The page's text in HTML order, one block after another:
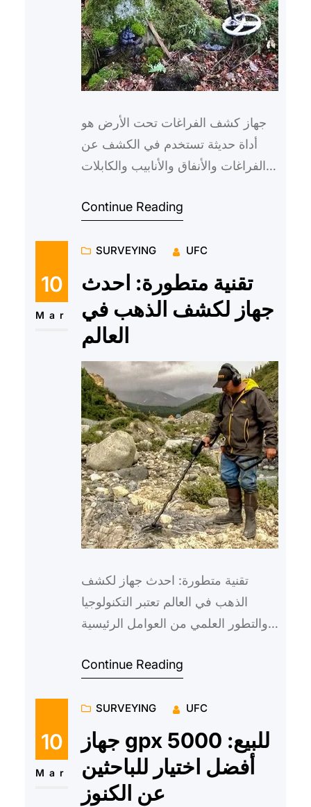
جهاز كشف الفراغات تحت الأرض هو
أداة حديثة تستخدم في الكشف عن
الفراغات والأنفاق والأنابيب والكابلات
Continue Reading
10
Mar
SURVEYING UFC
تقنية متطورة: احدث
جهاز لكشف الذهب في
العالم
تقنية متطورة: احدث جهاز لكشف
الذهب في العالم تعتبر التكنولوجيا
والتطور العلمي من العوامل الرئيسية
Continue Reading
10
Mar
SURVEYING UFC
جهاز gpx 5000 للبيع:
أفضل اختيار للباحثين
عن الكنوز